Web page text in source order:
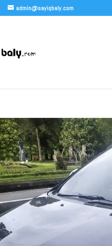
admin@sayiqbaly.com